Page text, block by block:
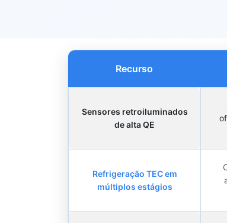
Recurso
Sensores retroiluminados
de alta QE
Refrigeração TEC em
múltiplos estágios